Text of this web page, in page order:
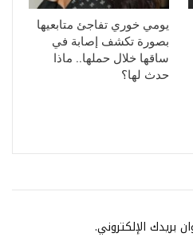
يومي خوري تفاجئ متابعيها
بصورة تكشف إصابة في
ساقها خلال حملها.. ماذا
حدث لها؟
بريدك الإلكتروني.